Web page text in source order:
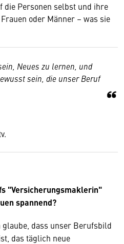
die Personen selbst und ihre
oder Männer – was sie
Neues zu lernen, und
sein, die unser Beruf
"Versicherungsmaklerin"
spannend?
glaube, dass unser Berufsbild
das täglich neue